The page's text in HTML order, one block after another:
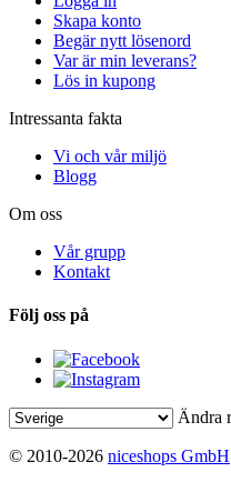
Skapa konto
Begär nytt lösenord
Var är min leverans?
Lös in kupong
Intressanta fakta
Vi och vår miljö
Blogg
Om oss
Vår grupp
Kontakt
Följ oss på
Ändra
© 2010-2026 niceshops GmbH